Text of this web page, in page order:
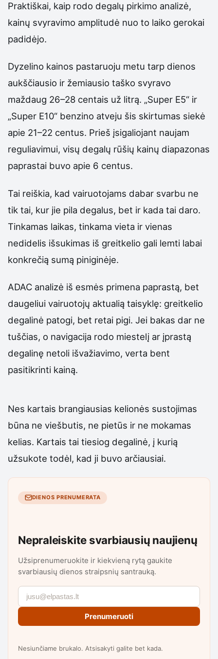
Praktiškai, kaip rodo degalų pirkimo analizė,
kainų svyravimo amplitudė nuo to laiko gerokai
padidėjo.
Dyzelino kainos pastaruoju metu tarp dienos
aukščiausio ir žemiausio taško svyravo
maždaug 26–28 centais už litrą. „Super E5“ ir
„Super E10“ benzino atveju šis skirtumas siekė
apie 21–22 centus. Prieš įsigaliojant naujam
reguliavimui, visų degalų rūšių kainų diapazonas
paprastai buvo apie 6 centus.
Tai reiškia, kad vairuotojams dabar svarbu ne
tik tai, kur jie pila degalus, bet ir kada tai daro.
Tinkamas laikas, tinkama vieta ir vienas
nedidelis išsukimas iš greitkelio gali lemti labai
konkrečią sumą piniginėje.
ADAC analizė iš esmės primena paprastą, bet
daugeliui vairuotojų aktualią taisyklę: greitkelio
degalinė patogi, bet retai pigi. Jei bakas dar ne
tuščias, o navigacija rodo miestelį ar įprastą
degalinę netoli išvažiavimo, verta bent
pasitikrinti kainą.
Nes kartais brangiausias kelionės sustojimas
būna ne viešbutis, ne pietūs ir ne mokamas
kelias. Kartais tai tiesiog degalinė, į kurią
užsukote todėl, kad ji buvo arčiausiai.
DIENOS PRENUMERATA
Nepraleiskite svarbiausių naujienų
Užsiprenumeruokite ir kiekvieną rytą gaukite
svarbiausių dienos straipsnių santrauką.
Prenumeruoti
Nesiunčiame brukalo. Atsisakyti galite bet kada.